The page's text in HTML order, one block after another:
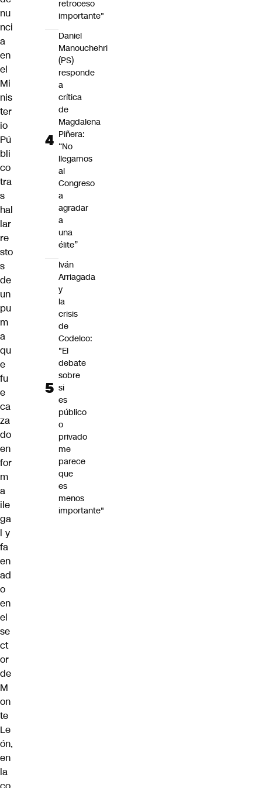
nu
nci
a
en
el
Mi
nis
ter
io
Pú
bli
co
tra
s
hal
lar
re
sto
s
de
un
pu
m
a
qu
e
fu
e
ca
za
do
en
for
m
a
ile
ga
l y
fa
en
ad
o
en
el
se
ct
or
de
M
on
te
Le
ón,
en
la
retroceso
importante"
Daniel
Manouchehri
(PS)
responde
a
crítica
de
Magdalena
Piñera:
“No
llegamos
al
Congreso
a
agradar
a
una
élite”
Iván
Arriagada
y
la
crisis
de
Codelco:
"El
debate
sobre
si
es
público
o
privado
me
parece
que
es
menos
importante"